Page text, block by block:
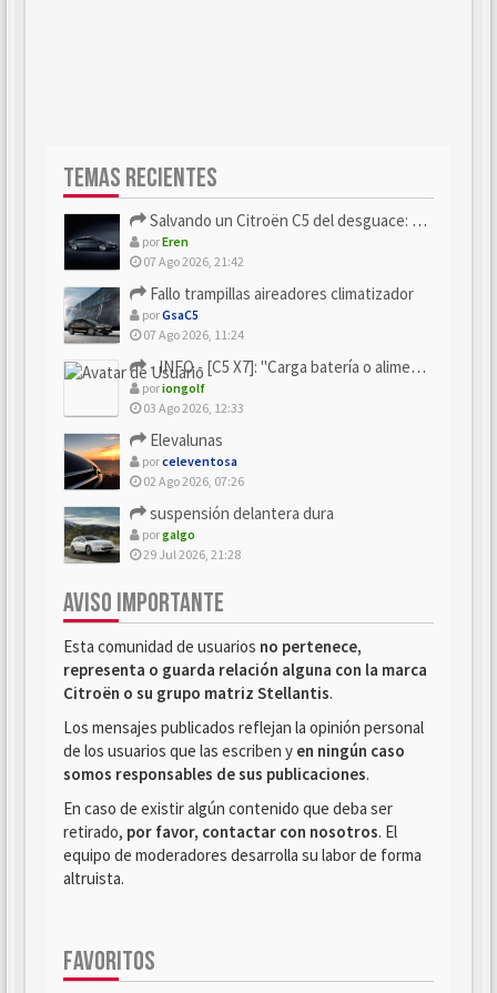
TEMAS RECIENTES
Salvando un Citroën C5 del desguace: Presentación y seguimiento
porEren
07 Ago 2026, 21:42
Fallo trampillas aireadores climatizador
porGsaC5
07 Ago 2026, 11:24
- INFO - [C5 X7]: "Carga batería o alimentación eléctri...
poriongolf
03 Ago 2026, 12:33
Elevalunas
porceleventosa
02 Ago 2026, 07:26
suspensión delantera dura
porgalgo
29 Jul 2026, 21:28
AVISO IMPORTANTE
Esta comunidad de usuarios no pertenece,
representa o guarda relación alguna con la marca
Citroën o su grupo matriz Stellantis.
Los mensajes publicados reflejan la opinión personal
de los usuarios que las escriben y en ningún caso
somos responsables de sus publicaciones.
En caso de existir algún contenido que deba ser
retirado, por favor, contactar con nosotros. El
equipo de moderadores desarrolla su labor de forma
altruista.
FAVORITOS